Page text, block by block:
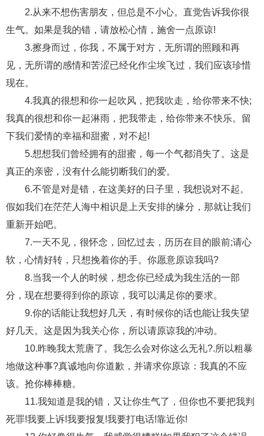
失恋挽救 情绪 时辰八字 爱情的句子
十二生肖 分手复合 梦见 抽签算命
异地恋 明星 气质 美妆 情感挽回
化妆
挽回老公 产检 家庭暴力 孕中期
经营婚姻 婚姻修复 孕早期
产妇食谱 同性恋 交往 搭讪 光棍节
交流沟通 约会 情感语录 情商 两性健康
其他
2.从来不想伤害朋友，但总是不小心。直觉告诉我你很
生气。如果是我的错，请放松心情，施舍一点原谅!
3.擦身而过，你我，不属于对方，无所谓的照顾和再
见，无所谓的感情和苦涩已经化作尘埃飞过，我们应该珍惜
现在。
4.我真的很想和你一起吹风，把我吹走，给你带来不快;
我真的很想和你一起淋雨，把我带走，给你带来不快乐。留
下我们爱情的幸福和甜蜜，对不起!
5.想想我们曾经拥有的甜蜜，每一个气都消失了。这是
真正的亲密，没有什么能切断我们的爱。
6.不管是对是错，在这美好的日子里，我想说对不起。
假如我们在茫茫人海中相识是上天安排的缘分，那就让我们
重新开始吧。
7.一天不见，很怀念，回忆过去，历历在目的眼前;请心
软，心情好转，只想挽着你的手。你愿意原谅我吗?
8.当我一个人的时候，想念你已经成为我生活的一部
分，现在想要得到你的原谅，我可以满足你的要求。
9.你的话能让我想好几天，有时候你的话也能让我失望
好几天。这是因为我关心你，所以请原谅我的冲动。
10.昨晚我太荒唐了。我怎么会对你这么无礼?.所以粗暴
地做这种事?真诚地向你道歉，并请求你原谅：我真的不应
该。抢你棒棒糖。
11.我知道是我的错，又让你生气了，但你也不要把我判
死罪!我要上诉!我要报复!我要打电话!靠近你!